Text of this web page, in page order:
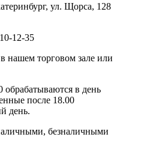
ул. Щорса, 128
12-35
нашем торговом зале или
в день
после 18.00
день.
безналичными